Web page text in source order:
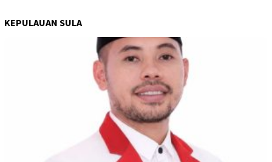
KEPULAUAN SULA